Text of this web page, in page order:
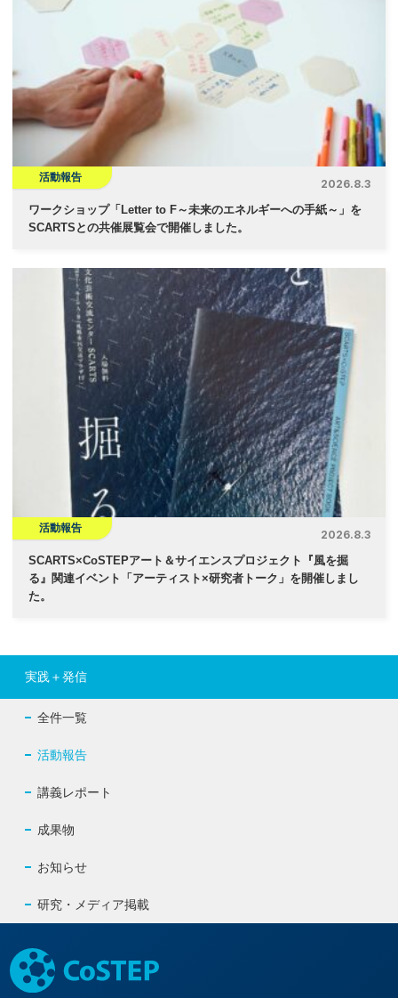
活動報告
2026.8.3
ワークショップ「Letter to F～未来のエネルギーへの手紙～」を
SCARTSとの共催展覧会で開催しました。
活動報告
2026.8.3
SCARTS×CoSTEPアート＆サイエンスプロジェクト『風を掘
る』関連イベント「アーティスト×研究者トーク」を開催しまし
た。
実践＋発信
全件一覧
活動報告
講義レポート
成果物
お知らせ
研究・メディア掲載